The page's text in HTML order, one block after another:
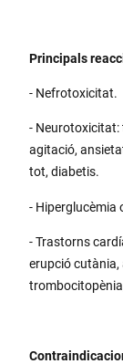
Principals
- Nefrotoxicitat.
- Neurotoxicitat:
agitació,
tot, diabetis.
- Hiperglucèmia
- Trastorns
erupció cutània,